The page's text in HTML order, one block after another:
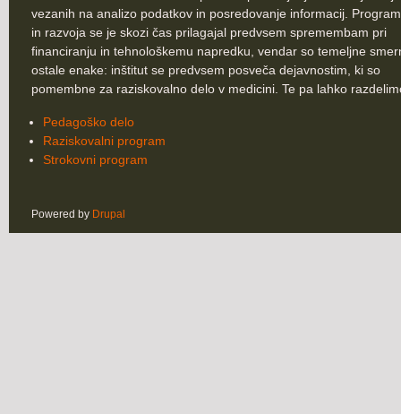
vezanih na analizo podatkov in posredovanje informacij.
in razvoja se je skozi čas prilagajal predvsem spremembam pri
financiranju in tehnološkemu napredku, vendar so temeljne
ostale enake: inštitut se predvsem posveča dejavnostim, ki so
pomembne za raziskovalno delo v medicini. Te pa lahko
Pedagoško delo
Raziskovalni program
Strokovni program
Powered by Drupal